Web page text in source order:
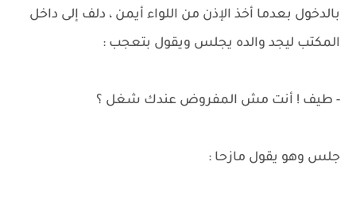
بالدخول بعدما أخذ الإذن من اللواء أيمن ، دلف إلى داخل
المكتب ليجد والده يجلس ويقول بتعجب :
- طيف ! أنت مش المفروض عندك شغل ؟
جلس وهو يقول مازحا :